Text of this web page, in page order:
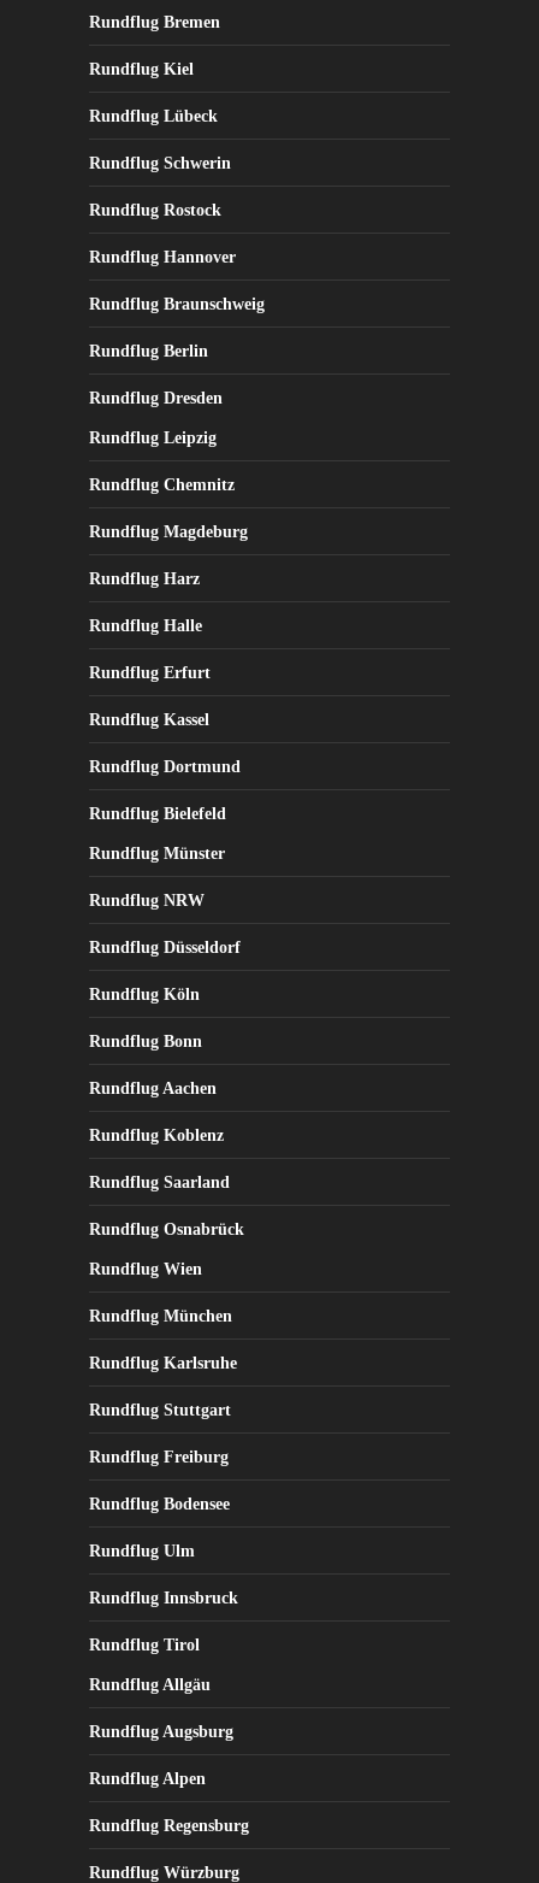
Rundflug Bremen
Rundflug Kiel
Rundflug Lübeck
Rundflug Schwerin
Rundflug Rostock
Rundflug Hannover
Rundflug Braunschweig
Rundflug Berlin
Rundflug Dresden
Rundflug Leipzig
Rundflug Chemnitz
Rundflug Magdeburg
Rundflug Harz
Rundflug Halle
Rundflug Erfurt
Rundflug Kassel
Rundflug Dortmund
Rundflug Bielefeld
Rundflug Münster
Rundflug NRW
Rundflug Düsseldorf
Rundflug Köln
Rundflug Bonn
Rundflug Aachen
Rundflug Koblenz
Rundflug Saarland
Rundflug Osnabrück
Rundflug Wien
Rundflug München
Rundflug Karlsruhe
Rundflug Stuttgart
Rundflug Freiburg
Rundflug Bodensee
Rundflug Ulm
Rundflug Innsbruck
Rundflug Tirol
Rundflug Allgäu
Rundflug Augsburg
Rundflug Alpen
Rundflug Regensburg
Rundflug Würzburg